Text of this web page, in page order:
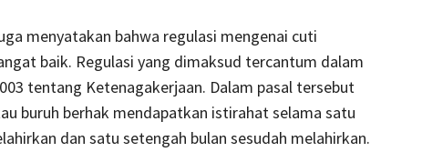
menyatakan bahwa regulasi mengenai cuti
baik. Regulasi yang dimaksud tercantum dalam
tentang Ketenagakerjaan. Dalam pasal tersebut
buruh berhak mendapatkan istirahat selama satu
dan satu setengah bulan sesudah melahirkan.